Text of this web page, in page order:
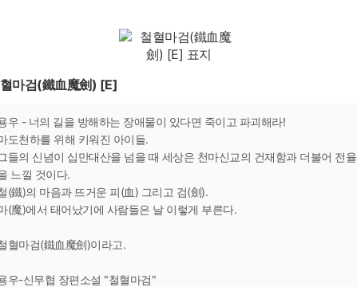
마검(鐵血魔劍) [E]
우 - 너의 길을 방해하는 장애물이 있다면 죽이고 파괴해라!
도천하를 위해 키워진 아이들.
들의 신념이 십만대산을 넘을 때 세상은 천마신교의 건재함과 더불어 전율
느낄 것이다.
(鐵)의 마음과 뜨거운 피(血) 그리고 검(劍).
(魔)에서 태어났기에 사람들은 날 이렇게 부른다.
혈마검(鐵血魔劍)이라고.
우-신무협 장편소설 "철혈마검"